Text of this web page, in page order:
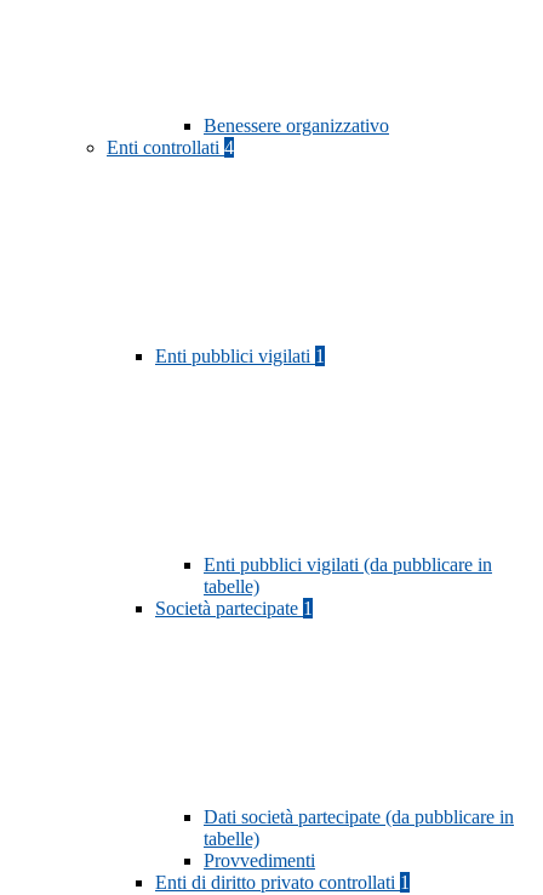
Benessere organizzativo
Enti controllati 4
Enti pubblici vigilati 1
Enti pubblici vigilati (da pubblicare in
tabelle)
Società partecipate 1
Dati società partecipate (da pubblicare in
tabelle)
Provvedimenti
Enti di diritto privato controllati 1